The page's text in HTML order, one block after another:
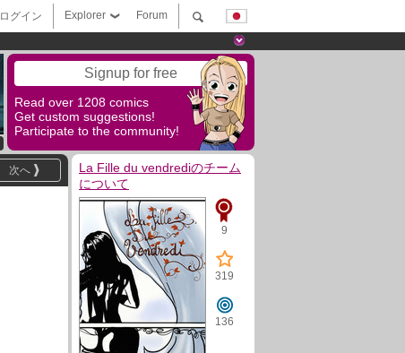
Forum
Explorer
ログイン
Signup for free
Read over 1208 comics
Get custom suggestions!
Participate to the community!
次へ
La Fille du vendrediのチーム
について
9
319
136